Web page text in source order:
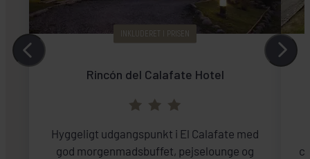
INKLUDERET I PRISEN
Rincón del Calafate Hotel
Hyggeligt udgangspunkt i El Calafate med
god morgenmadsbuffet, pejselounge og